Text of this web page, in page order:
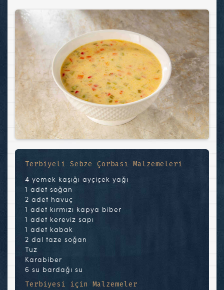
Terbiyeli Sebze Çorbası Malzemeleri
4 yemek kaşığı ayçiçek yağı
1 adet soğan
2 adet havuç
1 adet kırmızı kapya biber
1 adet kereviz sapı
1 adet kabak
2 dal taze soğan
Tuz
Karabiber
6 su bardağı su
Terbiyesi için Malzemeler